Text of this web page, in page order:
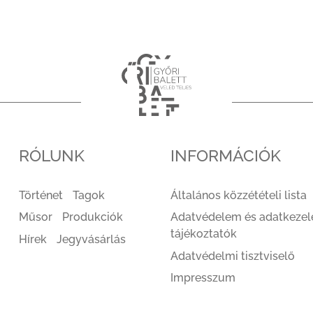
RÓLUNK
Történet
Tagok
Műsor
Produkciók
Hírek
Jegyvásárlás
INFORMÁCIÓK
Általános közzétételi lista
Adatvédelem és
tájékoztatók
Adatvédelmi tisztviselő
Impresszum